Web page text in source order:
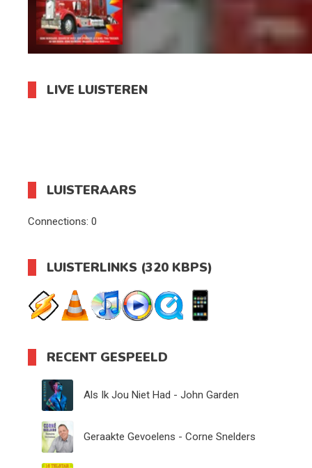
LIVE LUISTEREN
LUISTERAARS
Connections: 0
LUISTERLINKS (320 KBPS)
RECENT GESPEELD
Als Ik Jou Niet Had - John Garden
Geraakte Gevoelens - Corne Snelders